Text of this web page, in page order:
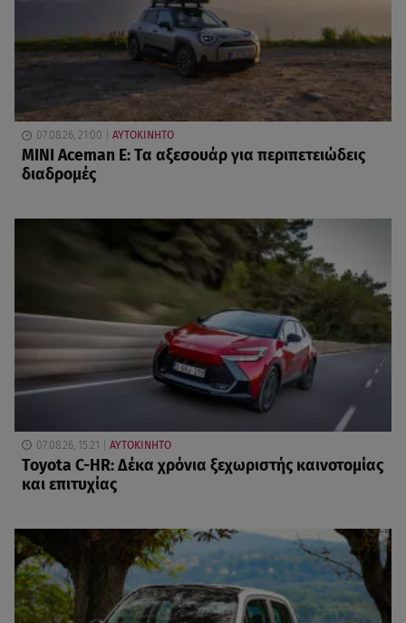
07.08.26, 21:00 ΑΥΤΟΚΙΝΗΤΟ
MINI Aceman E: Τα αξεσουάρ για περιπετειώδεις
διαδρομές
07.08.26, 15:21 ΑΥΤΟΚΙΝΗΤΟ
Toyota C-HR: Δέκα χρόνια ξεχωριστής καινοτομίας
και επιτυχίας